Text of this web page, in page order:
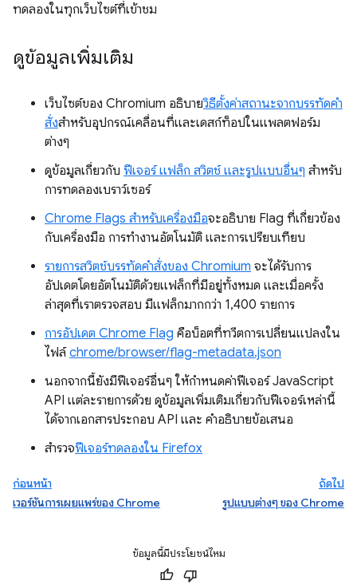
ทดลองในทุกเว็บไซต์ที่เข้าชม
ดูข้อมูลเพิ่มเติม
เว็บไซต์ของ Chromium อธิบายวิธีตั้งค่าสถานะจากบรรทัดคำ
สั่งสำหรับอุปกรณ์เคลื่อนที่และเดสก์ท็อปในแพลตฟอร์ม
ต่างๆ
ดูข้อมูลเกี่ยวกับ ฟีเจอร์ แฟล็ก สวิตช์ และรูปแบบอื่นๆ สำหรับ
การทดลองเบราว์เซอร์
Chrome Flags สำหรับเครื่องมือจะอธิบาย Flag ที่เกี่ยวข้อง
กับเครื่องมือ การทำงานอัตโนมัติ และการเปรียบเทียบ
รายการสวิตช์บรรทัดคำสั่งของ Chromium จะได้รับการ
อัปเดตโดยอัตโนมัติด้วยแฟล็กที่มีอยู่ทั้งหมด และเมื่อครั้ง
ล่าสุดที่เราตรวจสอบ มีแฟล็กมากกว่า 1,400 รายการ
การอัปเดต Chrome Flag คือบ็อตที่ทวีตการเปลี่ยนแปลงใน
ไฟล์chrome/browser/flag-metadata.json
นอกจากนี้ยังมีฟีเจอร์อื่นๆ ให้กำหนดค่าฟีเจอร์ JavaScript
API แต่ละรายการด้วย ดูข้อมูลเพิ่มเติมเกี่ยวกับฟีเจอร์เหล่านี้
ได้จากเอกสารประกอบ API และ คำอธิบายข้อเสนอ
สำรวจฟีเจอร์ทดลองใน Firefox
ก่อนหน้า
เวอร์ชันการเผยแพร่ของ Chrome
ถัดไป
รูปแบบต่างๆ ของ Chrome
ข้อมูลนี้มีประโยชน์ไหม